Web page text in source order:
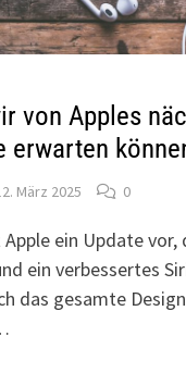
von Apples
erwarten
März 2025 0
ein Update vor,
ein verbessertes
das gesamte